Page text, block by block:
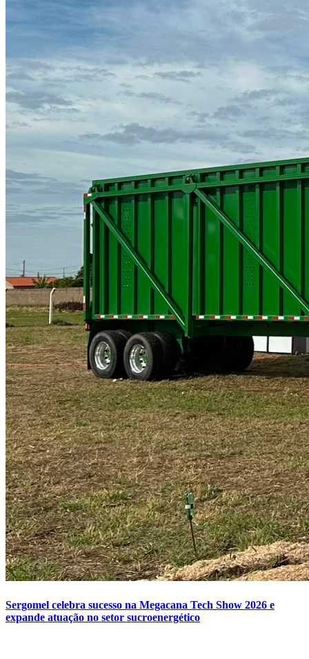
Sergomel celebra sucesso na Megacana Tech Show 2026 e
expande atuação no setor sucroenergético